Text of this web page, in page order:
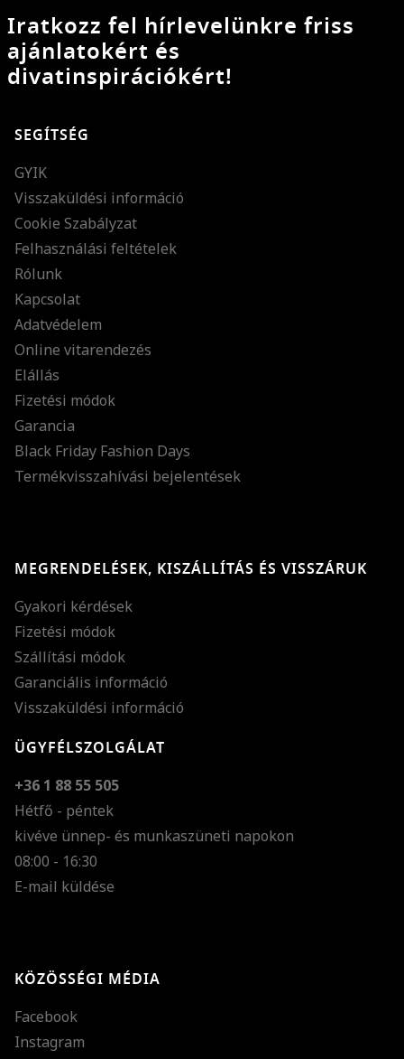
Iratkozz fel hírlevelünkre friss
ajánlatokért és
divatinspirációkért!
SEGÍTSÉG
GYIK
Visszaküldési információ
Cookie Szabályzat
Felhasználási feltételek
Rólunk
Kapcsolat
Adatvédelem
Online vitarendezés
Elállás
Fizetési módok
Garancia
Black Friday Fashion Days
Termékvisszahívási bejelentések
MEGRENDELÉSEK, KISZÁLLÍTÁS ÉS VISSZÁRUK
Gyakori kérdések
Fizetési módok
Szállítási módok
Garanciális információ
Visszaküldési információ
ÜGYFÉLSZOLGÁLAT
+36 1 88 55 505
Hétfő - péntek
kivéve ünnep- és munkaszüneti napokon
08:00 - 16:30
E-mail küldése
KÖZÖSSÉGI MÉDIA
Facebook
Instagram